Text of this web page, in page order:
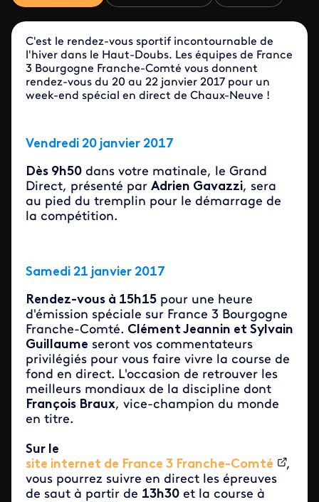
C'est le rendez-vous sportif incontournable de
l'hiver dans le Haut-Doubs. Les équipes de France
3 Bourgogne Franche-Comté vous donnent
rendez-vous du 20 au 22 janvier 2017 pour un
week-end spécial en direct de Chaux-Neuve !
Vendredi 20 janvier 2017
Dès 9h50 dans votre matinale, le Grand
Direct, présenté par Adrien Gavazzi, sera
au pied du tremplin pour le démarrage de
la compétition.
Samedi 21 janvier 2017
Rendez-vous à 15h15 pour une heure
d'émission spéciale sur France 3 Bourgogne
Franche-Comté. Clément Jeannin et Sylvain
Guillaume seront vos commentateurs
privilégiés pour vous faire vivre la course de
fond en direct. L'occasion de retrouver les
meilleurs mondiaux de la discipline dont
François Braux, vice-champion du monde
en titre.
Sur le
site internet de France 3 Franche-Comté
,
vous pourrez suivre en direct les épreuves
de saut à partir de 13h30 et la course à